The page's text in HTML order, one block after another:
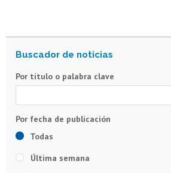
Por título o palabra clave
Todas
Última semana